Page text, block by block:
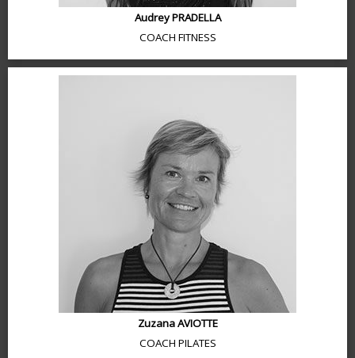
Audrey PRADELLA
COACH FITNESS
Zuzana AVIOTTE
COACH PILATES